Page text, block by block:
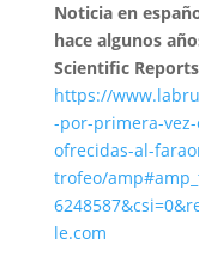
Noticia en
hace algunos
Scientific
https://
-por-primera-
ofrecidas-al-
trofeo/
le.com